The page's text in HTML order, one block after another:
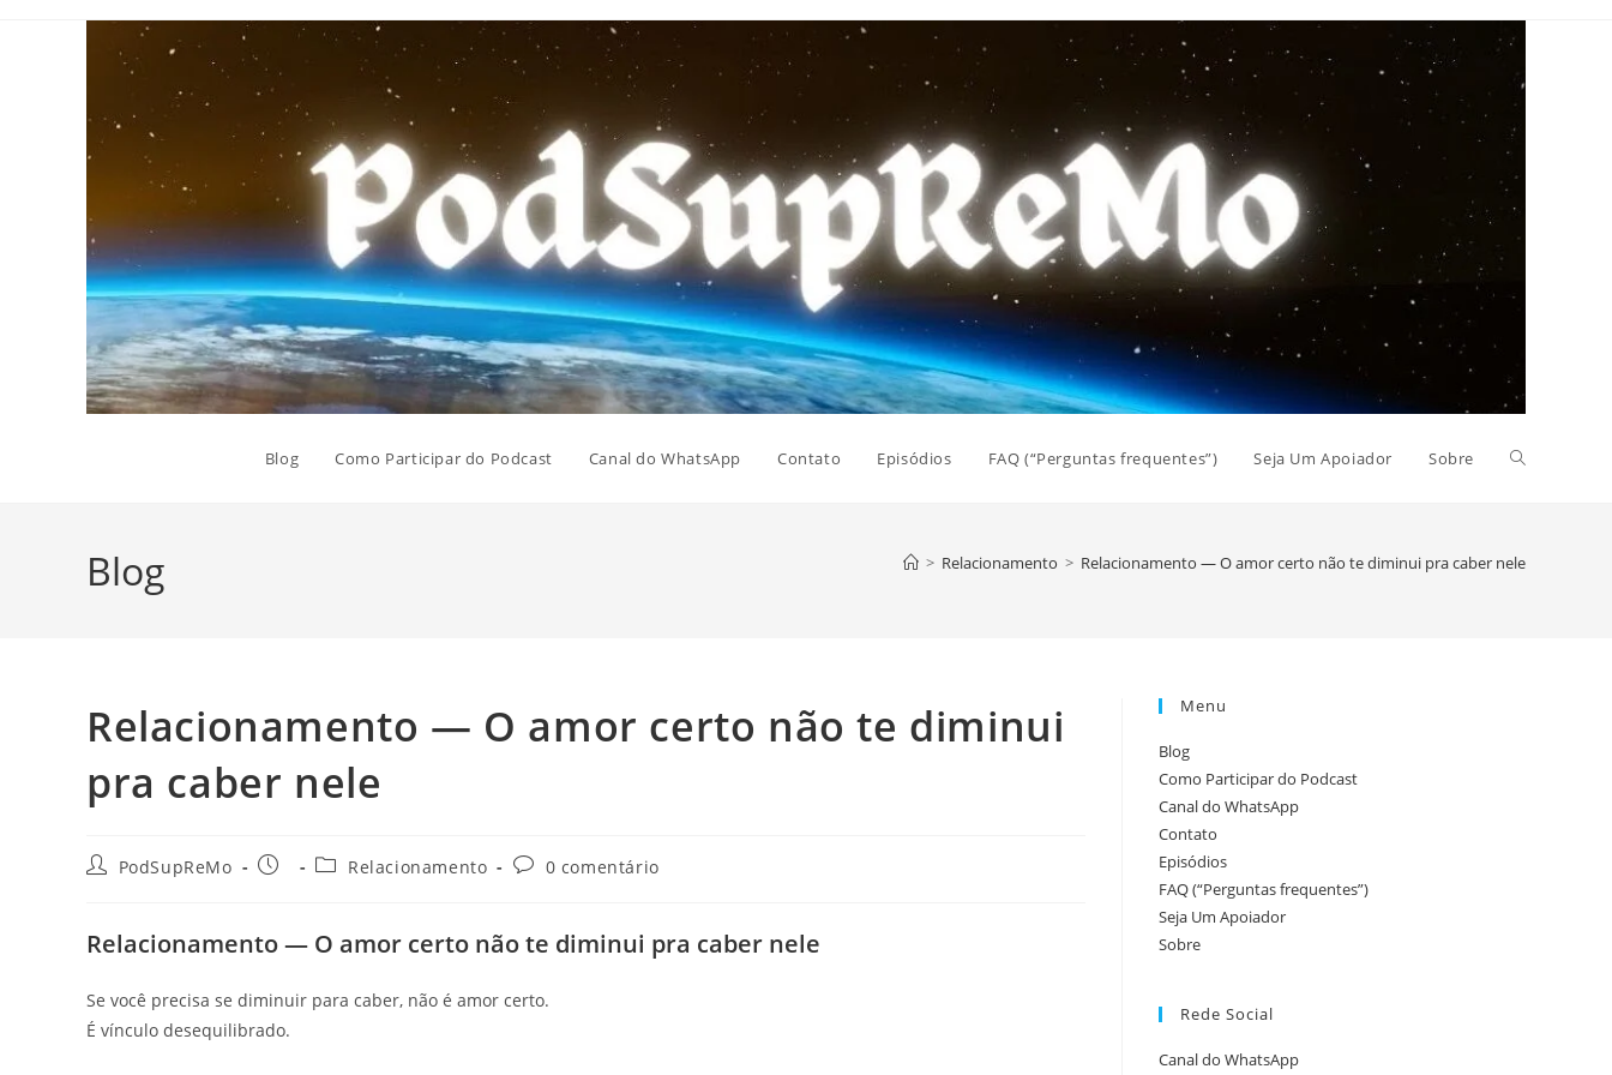
Blog Como Participar do Podcast Canal do WhatsApp Contato Episódios FAQ (“Perguntas frequentes”) Seja Um Apoiador Sobre Alternar
Blog > Relacionamento > Relacionamento — O amor certo não te diminui pra caber nele
Relacionamento — O amor certo não te diminui
pra caber nele
AutorPodSupReMo
Post
Categoria
Relacionamento
Comentários
0 comentário
Relacionamento — O amor certo não te diminui pra caber nele
Se você precisa se diminuir para caber, não é amor certo.
É vínculo desequilibrado.
Menu
Blog
Como Participar do Podcast
Canal do WhatsApp
Contato
Episódios
FAQ (“Perguntas frequentes”)
Seja Um Apoiador
Sobre
Rede Social
Canal do WhatsApp